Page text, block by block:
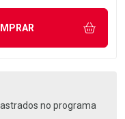
UMA UNIDADE
no programa